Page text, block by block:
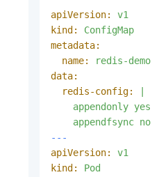
apiVersion:
v1
kind:
ConfigMap
metadata:
name:
redis-
data:
redis-config:
    appendonly yes
---
apiVersion:
v1
kind:
Pod